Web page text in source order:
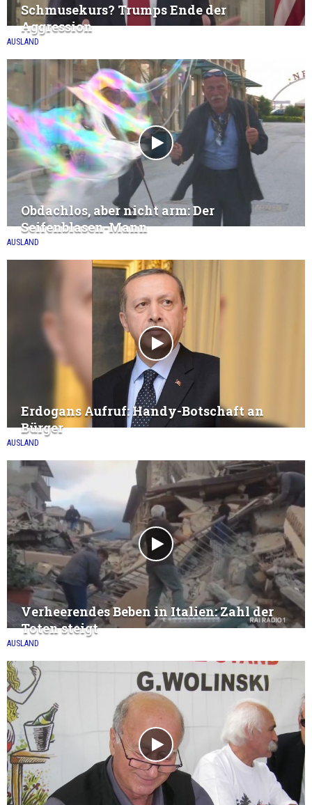
AUSLAND
Schmusekurs? Trumps Ende der
Aggression
AUSLAND
Obdachlos, aber nicht arm: Der
Seifenblasen-Mann
AUSLAND
Erdogans Aufruf: Handy-Botschaft an
Bürger
AUSLAND
Verheerendes Beben in Italien: Zahl der
Toten steigt